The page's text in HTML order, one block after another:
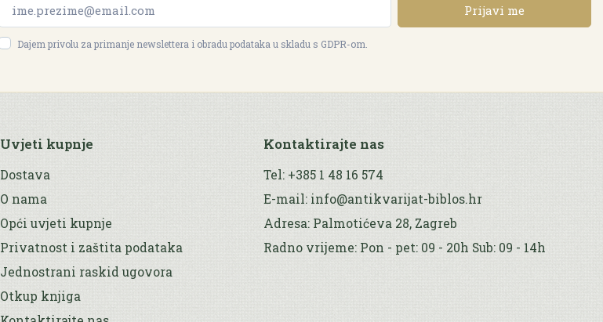
Prijavi me
Dajem privolu za primanje newslettera i obradu podataka u skladu s GDPR-om.
Uvjeti kupnje
Dostava
O nama
Opći uvjeti kupnje
Privatnost i zaštita podataka
Jednostrani raskid ugovora
Otkup knjiga
Kontaktirajte nas
Tel: +385 1 48 16 574
E-mail: info@antikvarijat-biblos.hr
Adresa: Palmotićeva 28, Zagreb
Radno vrijeme: Pon - pet: 09 - 20h Sub: 09 - 14h